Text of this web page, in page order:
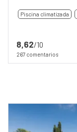
Piscina climatizada
8,62/10
267 comentarios